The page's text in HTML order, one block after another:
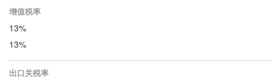
增值税率
13%
13%
出口关税率